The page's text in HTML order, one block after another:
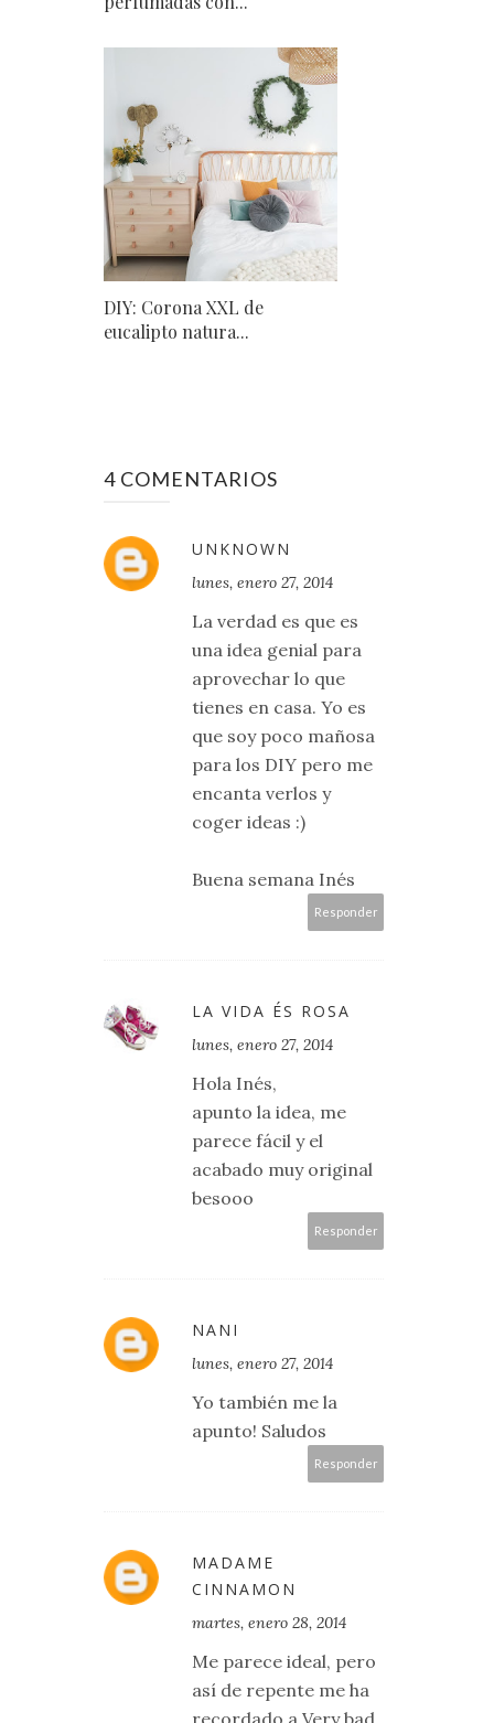
DIY: Corona XXL de
eucalipto natura...
4 COMENTARIOS
UNKNOWN
lunes, enero 27, 2014
La verdad es que es
una idea genial para
aprovechar lo que
tienes en casa. Yo es
que soy poco mañosa
para los DIY pero me
encanta verlos y
coger ideas :)
Buena semana Inés
Responder
LA VIDA ÉS ROSA
lunes, enero 27, 2014
Hola Inés,
apunto la idea, me
parece fácil y el
acabado muy original
besooo
Responder
NANI
lunes, enero 27, 2014
Yo también me la
apunto! Saludos
Responder
MADAME
CINNAMON
martes, enero 28, 2014
Me parece ideal, pero
así de repente me ha
recordado a Very bad